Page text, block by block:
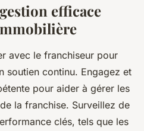
efficace
avec le franchiseur pour
soutien continu. Engagez et
pour aider à gérer les
la franchise. Surveillez de
clés, tels que les